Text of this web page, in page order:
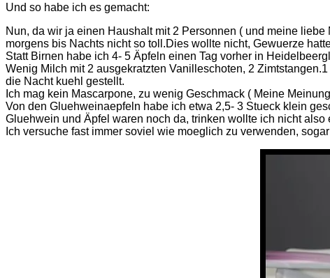
Und so habe ich es gemacht:
Nun, da wir ja einen Haushalt mit 2 Personnen ( und meine
morgens bis Nachts nicht so toll.Dies wollte nicht, Gewuerze
Statt Birnen habe ich 4- 5 Äpfeln einen Tag vorher in
Wenig Milch mit 2 ausgekratzten Vanilleschoten, 2
die Nacht kuehl gestellt.
Ich mag kein Mascarpone, zu wenig Geschmack ( Meine
Von den Gluehweinaepfeln habe ich etwa 2,5- 3 Stueck klein
Gluehwein und Äpfel waren noch da, trinken wollte ich nicht also
Ich versuche fast immer soviel wie moeglich zu verwenden,